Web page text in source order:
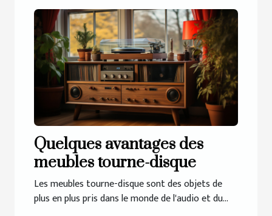
Quelques avantages des
meubles tourne-disque
Les meubles tourne-disque sont des objets de
plus en plus pris dans le monde de l'audio et du...